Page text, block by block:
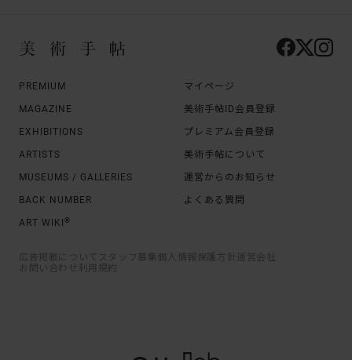
PREMIUM
MAGAZINE
EXHIBITIONS
ARTISTS
MUSEUMS / GALLERIES
BACK NUMBER
ART WIKI ®
マイページ
美術手帖ID会員登録
プレミアム会員登録
美術手帖について
運営からのお知らせ
よくある質問
広告掲載について スタッフ募集 個人情報保護方針
運営会社
お問い合わせ
利用規約